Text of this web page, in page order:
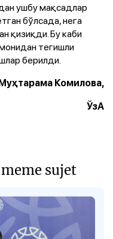
ушбу мақсадлар
бўлсада, нега
қизиқди. Бу каби
тегишли
берилди.
Муҳтарама Комилова,
ЎзА
sujet